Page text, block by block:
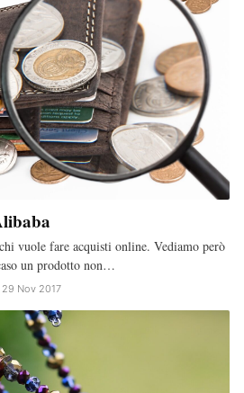
vuole fare acquisti online. Vediamo però
un prodotto non…
Nov 2017